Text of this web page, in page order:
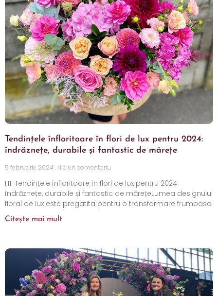
Tendințele înfloritoare în flori de lux pentru 2024:
îndrăznețe, durabile și fantastic de mărețe
5 februarie 2024 Niciun comentariu
H1: Tendințele înfloritoare în flori de lux pentru 2024:
îndrăznețe, durabile și fantastic de mărețeLumea designului
floral de lux este pregatita pentru o transformare frumoasa
Citește mai mult